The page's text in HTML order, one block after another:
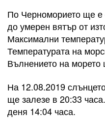
По Черноморието ще
до умерен вятър от
Максимални
Температурата на
Вълнението на
На 12.08.2019
ще залезе в 20:33
деня 14:04 часа.